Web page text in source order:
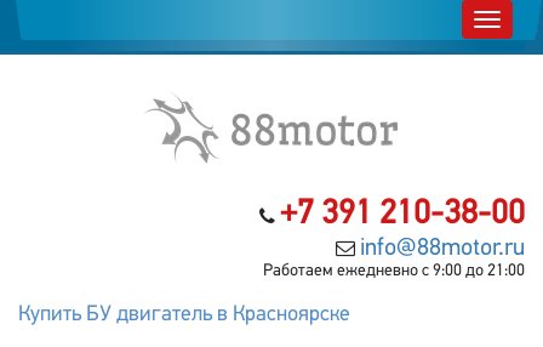
+7 391 210-38-00
info@88motor.ru
Работаем ежедневно с 9:00 до 21:00
Купить БУ двигатель в Красноярске